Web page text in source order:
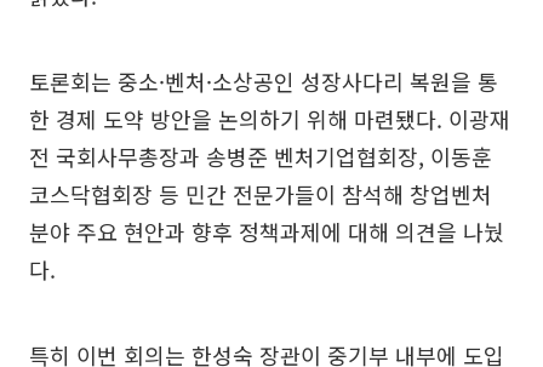
토론회는 중소·벤처·소상공인 성장사다리 복원을 통
한 경제 도약 방안을 논의하기 위해 마련됐다. 이광재
전 국회사무총장과 송병준 벤처기업협회장, 이동훈
코스닥협회장 등 민간 전문가들이 참석해 창업벤처
분야 주요 현안과 향후 정책과제에 대해 의견을 나눴
다.
특히 이번 회의는 한성숙 장관이 중기부 내부에 도입